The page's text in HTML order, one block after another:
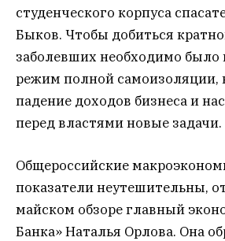
студенческого корпуса
Быков. Чтобы добиться
заболевших необходимо
режим полной самоизоляции,
падение доходов бизнеса и
перед властями новые задачи.
Общероссийские
показатели неутешительны,
майском обзоре главный
Банка» Наталья Орлова. Она